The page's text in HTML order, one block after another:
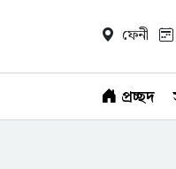
ফেনী
প্রচ্ছদ